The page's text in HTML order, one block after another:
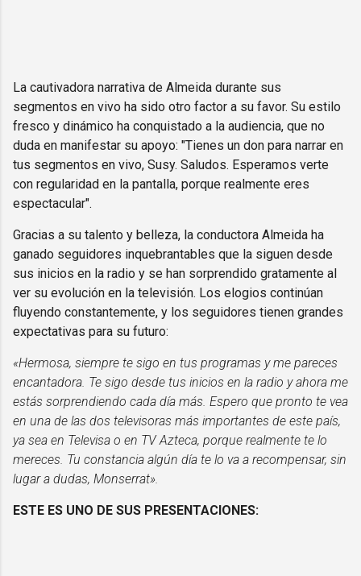
La cautivadora narrativa de Almeida durante sus
segmentos en vivo ha sido otro factor a su favor. Su estilo
fresco y dinámico ha conquistado a la audiencia, que no
duda en manifestar su apoyo: "Tienes un don para narrar en
tus segmentos en vivo, Susy. Saludos. Esperamos verte
con regularidad en la pantalla, porque realmente eres
espectacular".
Gracias a su talento y belleza, la conductora Almeida ha
ganado seguidores inquebrantables que la siguen desde
sus inicios en la radio y se han sorprendido gratamente al
ver su evolución en la televisión. Los elogios continúan
fluyendo constantemente, y los seguidores tienen grandes
expectativas para su futuro:
«Hermosa, siempre te sigo en tus programas y me pareces
encantadora. Te sigo desde tus inicios en la radio y ahora me
estás sorprendiendo cada día más. Espero que pronto te vea
en una de las dos televisoras más importantes de este país,
ya sea en Televisa o en TV Azteca, porque realmente te lo
mereces. Tu constancia algún día te lo va a recompensar, sin
lugar a dudas, Monserrat».
ESTE ES UNO DE SUS PRESENTACIONES: